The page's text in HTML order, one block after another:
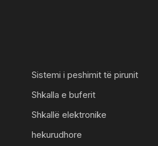
Sistemi i peshimit të pirunit
Shkalla e buferit
Shkallë elektronike
hekurudhore